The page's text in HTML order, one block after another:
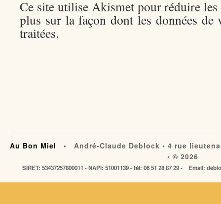
Ce site utilise Akismet pour réduire
plus sur la façon dont les données de
traitées.
Au Bon Miel
• André-Claude Deblock • 4 rue
• © 2026
SIRET: 53437257800011 - NAPI: 51001139 - tél: 06 51 28 87 29 - Email: